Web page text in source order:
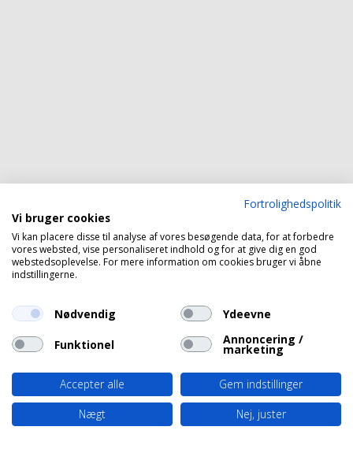
Fortrolighedspolitik
Vi bruger cookies
Vi kan placere disse til analyse af vores besøgende data, for at forbedre
vores websted, vise personaliseret indhold og for at give dig en god
webstedsoplevelse. For mere information om cookies bruger vi åbne
indstillingerne.
Nødvendig Ydeevne
Funktionel Annoncering /
marketing
Accepter alle
Gem indstillinger
Nægt
Nej, juster